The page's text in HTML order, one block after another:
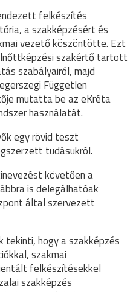
felkészítés
a szakképzésért és
vezető köszöntötte. Ezt
szakértő tartott
szabályairól, majd
Független
mutatta be az eKréta
használatát.
egy rövid teszt
tudásukról.
követően a
is delegálhatóak
által szervezett
hogy a szakképzés
szakmai
felkészítésekkel
szakképzés